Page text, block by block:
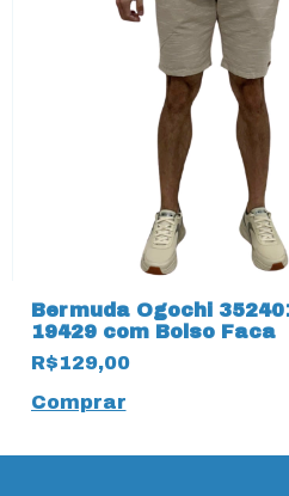
Bermuda Ogochi
19429 com Bolso Faca
R$129,00
Comprar